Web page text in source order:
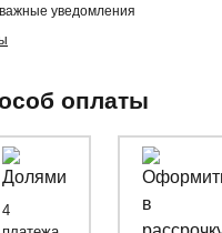
уведомления
оплаты
4